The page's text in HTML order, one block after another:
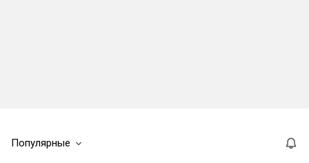
Популярные